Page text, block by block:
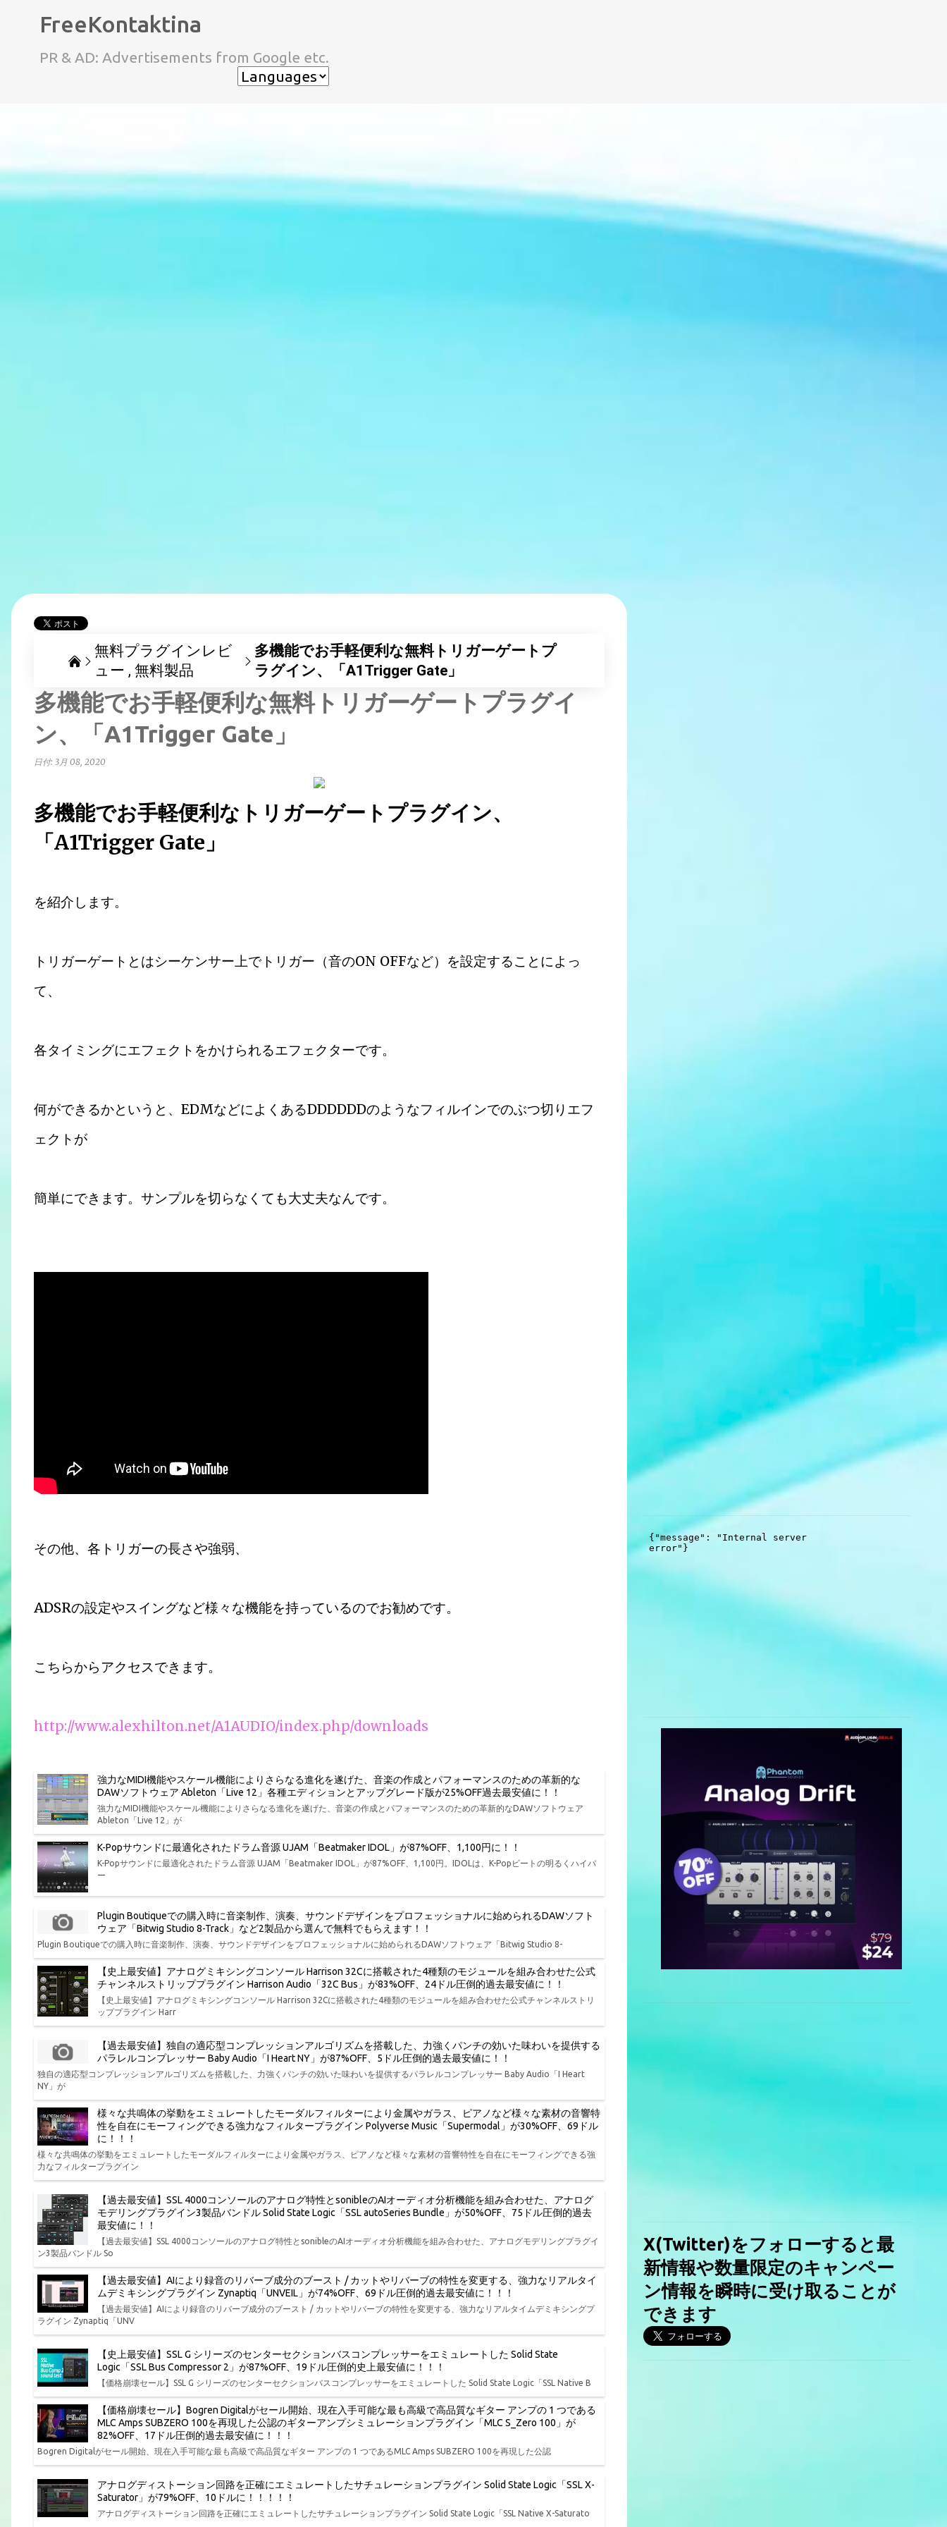
FreeKontaktina
PR & AD: Advertisements from Google etc.
無料プラグインレビ
ュー
無料製品
多機能でお手軽便利な無料トリガーゲートプ
ラグイン、「A1Trigger Gate」
多機能でお手軽便利な無料トリガーゲートプラグイ
ン、「A1Trigger Gate」
日付: 3月 08, 2020
多機能でお手軽便利なトリガーゲートプラグイン、
「A1Trigger Gate」
を紹介します。
トリガーゲートとはシーケンサー上でトリガー（音のON OFFなど）を設定することによっ
て、
各タイミングにエフェクトをかけられるエフェクターです。
何ができるかというと、EDMなどによくあるDDDDDDのようなフィルインでのぶつ切りエフ
ェクトが
簡単にできます。サンプルを切らなくても大丈夫なんです。
その他、各トリガーの長さや強弱、
ADSRの設定やスイングなど様々な機能を持っているのでお勧めです。
こちらからアクセスできます。
http://www.alexhilton.net/A1AUDIO/index.php/downloads
強力なMIDI機能やスケール機能によりさらなる進化を遂げた、音楽の作成とパフォーマンスのための革新的な
DAWソフトウェア Ableton「Live 12」各種エディションとアップグレード版が25%OFF過去最安値に！！
強力なMIDI機能やスケール機能によりさらなる進化を遂げた、音楽の作成とパフォーマンスのための革新的なDAWソフトウェア
Ableton「Live 12」が
K-Popサウンドに最適化されたドラム音源 UJAM「Beatmaker IDOL」が87%OFF、1,100円に！！
K-Popサウンドに最適化されたドラム音源 UJAM「Beatmaker IDOL」が87%OFF、1,100円。IDOLは、K-Popビートの明るくハイパ
ー
Plugin Boutiqueでの購入時に音楽制作、演奏、サウンドデザインをプロフェッショナルに始められるDAWソフト
ウェア「Bitwig Studio 8-Track」など2製品から選んで無料でもらえます！！
Plugin Boutiqueでの購入時に音楽制作、演奏、サウンドデザインをプロフェッショナルに始められるDAWソフトウェア「Bitwig Studio 8-
【史上最安値】アナログミキシングコンソール Harrison 32Cに搭載された4種類のモジュールを組み合わせた公式
チャンネルストリッププラグイン Harrison Audio「32C Bus」が83%OFF、24ドル圧倒的過去最安値に！！
【史上最安値】アナログミキシングコンソール Harrison 32Cに搭載された4種類のモジュールを組み合わせた公式チャンネルストリ
ッププラグイン Harr
【過去最安値】独自の適応型コンプレッションアルゴリズムを搭載した、力強くパンチの効いた味わいを提供する
パラレルコンプレッサー Baby Audio「I Heart NY」が87%OFF、5ドル圧倒的過去最安値に！！
独自の適応型コンプレッションアルゴリズムを搭載した、力強くパンチの効いた味わいを提供するパラレルコンプレッサー Baby Audio「I Heart
NY」が
様々な共鳴体の挙動をエミュレートしたモーダルフィルターにより金属やガラス、ピアノなど様々な素材の音響特
性を自在にモーフィングできる強力なフィルタープラグイン Polyverse Music「Supermodal」が30%OFF、69ドル
に！！！
様々な共鳴体の挙動をエミュレートしたモーダルフィルターにより金属やガラス、ピアノなど様々な素材の音響特性を自在にモーフィングできる強
力なフィルタープラグイン
【過去最安値】SSL 4000コンソールのアナログ特性とsonibleのAIオーディオ分析機能を組み合わせた、アナログ
モデリングプラグイン3製品バンドル Solid State Logic「SSL autoSeries Bundle」が50%OFF、75ドル圧倒的過去
最安値に！！
【過去最安値】SSL 4000コンソールのアナログ特性とsonibleのAIオーディオ分析機能を組み合わせた、アナログモデリングプラグイ
ン3製品バンドル So
【過去最安値】AIにより録音のリバーブ成分のブースト / カットやリバーブの特性を変更する、強力なリアルタイ
ムデミキシングプラグイン Zynaptiq「UNVEIL」が74%OFF、69ドル圧倒的過去最安値に！！！
【過去最安値】AIにより録音のリバーブ成分のブースト / カットやリバーブの特性を変更する、強力なリアルタイムデミキシングプ
ラグイン Zynaptiq「UNV
【史上最安値】SSL G シリーズのセンターセクションバスコンプレッサーをエミュレートした Solid State
Logic「SSL Bus Compressor 2」が87%OFF、19ドル圧倒的史上最安値に！！！
【価格崩壊セール】SSL G シリーズのセンターセクションバスコンプレッサーをエミュレートした Solid State Logic「SSL Native B
【価格崩壊セール】Bogren Digitalがセール開始、現在入手可能な最も高級で高品質なギター アンプの 1 つである
MLC Amps SUBZERO 100を再現した公認のギターアンプシミュレーションプラグイン「MLC S_Zero 100」が
82%OFF、17ドル圧倒的過去最安値に！！！
Bogren Digitalがセール開始、現在入手可能な最も高級で高品質なギター アンプの 1 つであるMLC Amps SUBZERO 100を再現した公認
アナログディストーション回路を正確にエミュレートしたサチュレーションプラグイン Solid State Logic「SSL X-
Saturator」が79%OFF、10ドルに！！！！！
アナログディストーション回路を正確にエミュレートしたサチュレーションプラグイン Solid State Logic「SSL Native X-Saturato
X(Twitter)をフォローすると最
新情報や数量限定のキャンペー
ン情報を瞬時に受け取ることが
できます